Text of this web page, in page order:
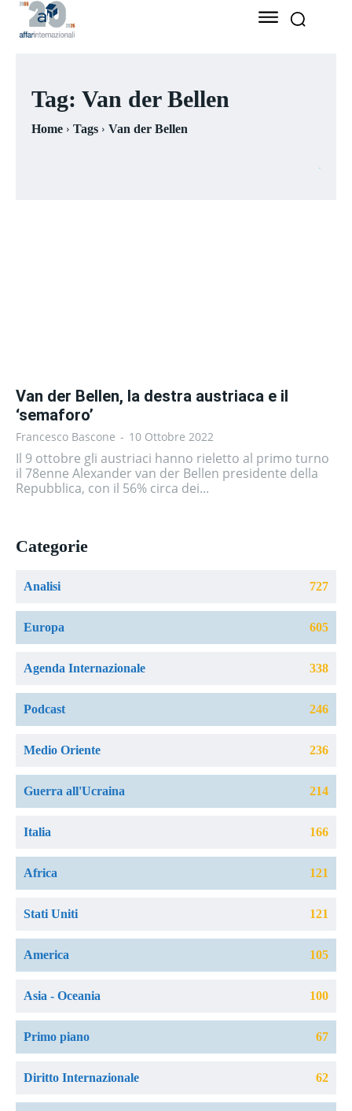
Tag: Van der Bellen
Home Tags Van der Bellen
Van der Bellen, la destra austriaca e il
‘semaforo’
Francesco Bascone - 10 Ottobre 2022
Il 9 ottobre gli austriaci hanno rieletto al primo turno
il 78enne Alexander van der Bellen presidente della
Repubblica, con il 56% circa dei...
Categorie
Analisi 727
Europa 605
Agenda Internazionale 338
Podcast 246
Medio Oriente 236
Guerra all'Ucraina 214
Italia 166
Africa 121
Stati Uniti 121
America 105
Asia - Oceania 100
Primo piano 67
Diritto Internazionale 62